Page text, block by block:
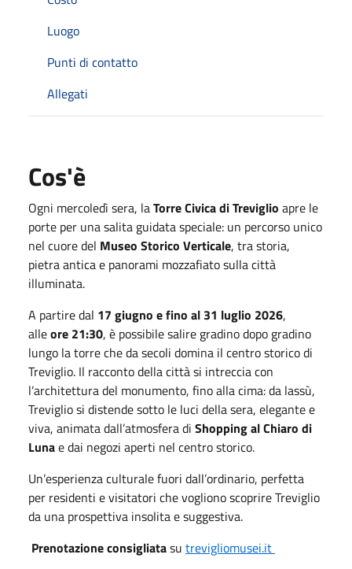
Luogo
Punti di contatto
Allegati
Cos'è
Ogni mercoledì sera, laTorre Civica di Treviglio apre le
porte per una salita guidata speciale: un percorso unico
nel cuore del Museo Storico Verticale, tra storia,
pietra antica e panorami mozzafiato sulla città
illuminata.
A partire dal 17 giugno e fino al 31 luglio 2026,
alleore 21:30, è possibile salire gradino dopo gradino
lungo la torre che da secoli domina il centro storico di
Treviglio. Il racconto della città si intreccia con
l’architettura del monumento, fino alla cima: da lassù,
Treviglio si distende sotto le luci della sera, elegante e
viva, animata dall’atmosfera di Shopping al Chiaro di
Lunae dai negozi aperti nel centro storico.
Un’esperienza culturale fuori dall’ordinario, perfetta
per residenti e visitatori che vogliono scoprire Treviglio
da una prospettiva insolita e suggestiva.
Prenotazione consigliatasu trevigliomusei.it